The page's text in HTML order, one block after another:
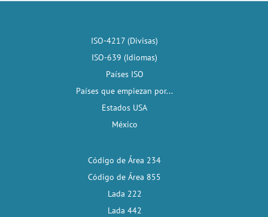
ISO-4217 (Divisas)
ISO-639 (Idiomas)
Países ISO
Países que empiezan por...
Estados USA
México
Código de Área 234
Código de Área 855
Lada 222
Lada 442